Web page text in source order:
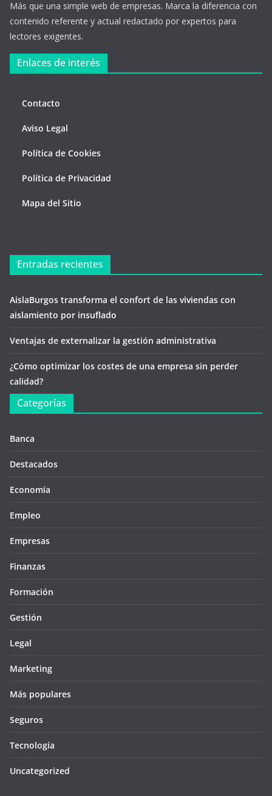
Más que una simple web de empresas. Marca la diferencia con
contenido referente y actual redactado por expertos para
lectores exigentes.
Enlaces de interés
Contacto
Aviso Legal
Política de Cookies
Política de Privacidad
Mapa del Sitio
Entradas recientes
AislaBurgos transforma el confort de las viviendas con
aislamiento por insuflado
Ventajas de externalizar la gestión administrativa
¿Cómo optimizar los costes de una empresa sin perder
calidad?
Categorías
Banca
Destacados
Economía
Empleo
Empresas
Finanzas
Formación
Gestión
Legal
Marketing
Más populares
Seguros
Tecnología
Uncategorized